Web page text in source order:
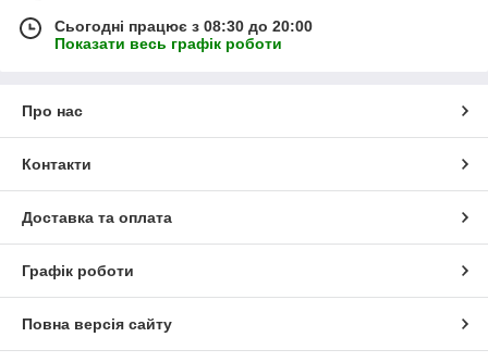
Сьогодні працює з 08:30 до 20:00
Показати весь графік роботи
Про нас
Контакти
Доставка та оплата
Графік роботи
Повна версія сайту